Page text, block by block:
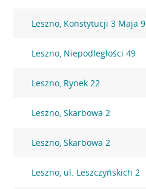
Leszno, Konstytucji 3 Maja 9
Leszno, Niepodległości 49
Leszno, Rynek 22
Leszno, Skarbowa 2
Leszno, Skarbowa 2
Leszno, ul. Leszczyńskich 2